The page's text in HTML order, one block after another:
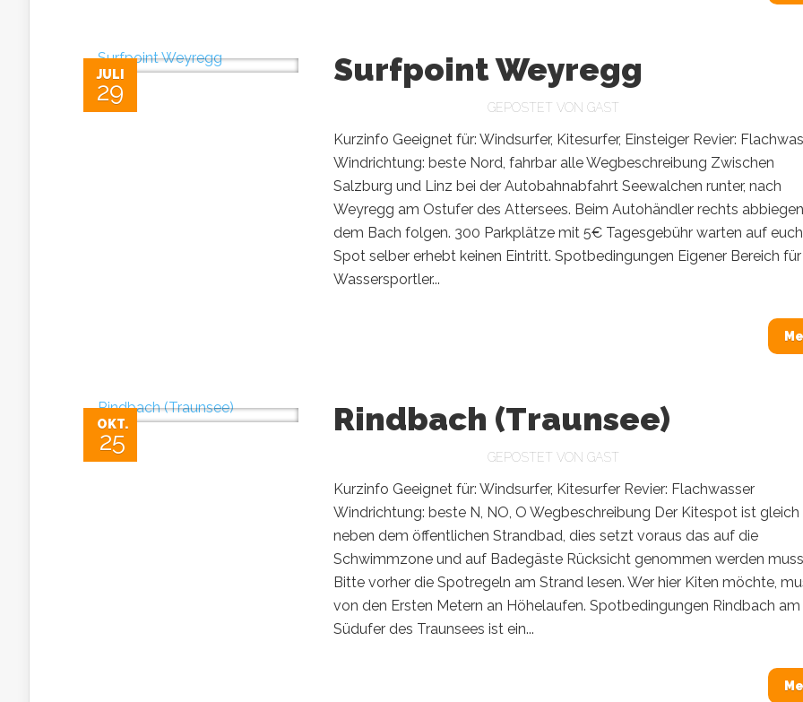
JULI
29
Surfpoint Weyregg
GEPOSTET VON GAST
Kurzinfo Geeignet für: Windsurfer, Kitesurfer, Einsteiger Revier:
Windrichtung: beste Nord, fahrbar alle Wegbeschreibung Zwischen
Salzburg und Linz bei der Autobahnabfahrt Seewalchen runter, nach
Weyregg am Ostufer des Attersees. Beim Autohändler rechts
dem Bach folgen. 300 Parkplätze mit 5€ Tagesgebühr warten auf
Spot selber erhebt keinen Eintritt. Spotbedingungen Eigener Bereich für
Wassersportler...
OKT.
25
Rindbach (Traunsee)
GEPOSTET VON GAST
Kurzinfo Geeignet für: Windsurfer, Kitesurfer Revier: Flachwasser
Windrichtung: beste N, NO, O Wegbeschreibung Der Kitespot ist gleich
neben dem öffentlichen Strandbad, dies setzt voraus das auf die
Schwimmzone und auf Badegäste Rücksicht genommen werden
Bitte vorher die Spotregeln am Strand lesen. Wer hier Kiten möchte,
von den Ersten Metern an Höhelaufen. Spotbedingungen Rindbach am
Südufer des Traunsees ist ein...